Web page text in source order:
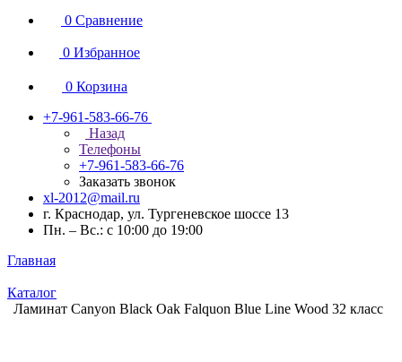
0 Сравнение
0 Избранное
0 Корзина
+7-961-583-66-76
Назад
Телефоны
+7-961-583-66-76
Заказать звонок
xl-2012@mail.ru
г. Краснодар, ул. Тургеневское шоссе 13
Пн. – Вс.: с 10:00 до 19:00
Главная
Каталог
Ламинат Canyon Black Oak Falquon Blue Line Wood 32 класс